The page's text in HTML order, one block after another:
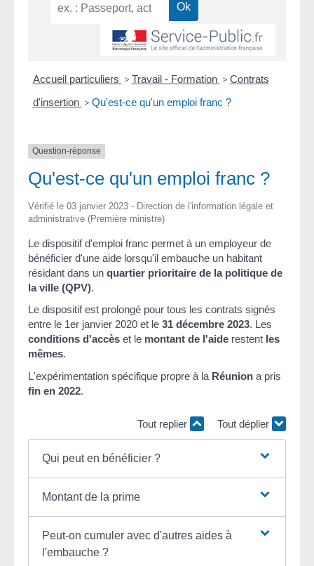
Accueil particuliers > Travail - Formation > Contrats
d'insertion > Qu'est-ce qu'un emploi franc ?
Question-réponse
Qu'est-ce qu'un emploi franc ?
Vérifié le 03 janvier 2023 - Direction de l'information légale et
administrative (Première ministre)
Le dispositif d'emploi franc permet à un employeur de
bénéficier d'une aide lorsqu'il embauche un habitant
résidant dans un quartier prioritaire de la politique de
la ville (QPV).
Le dispositif est prolongé pour tous les contrats signés
entre le 1er janvier 2020 et le 31 décembre 2023. Les
conditions d'accès et le montant de l'aide restent les
mêmes.
L'expérimentation spécifique propre à la Réunion a pris
fin en 2022.
Tout replier Tout déplier
Qui peut en bénéficier ?
Montant de la prime
Peut-on cumuler avec d'autres aides à
l'embauche ?